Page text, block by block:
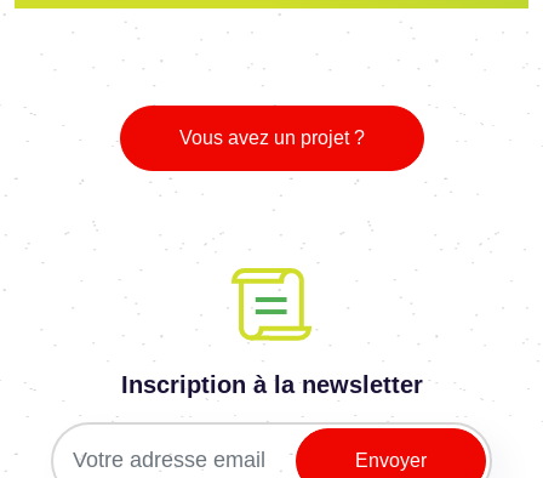
Vous avez un projet ?
Inscription à la newsletter